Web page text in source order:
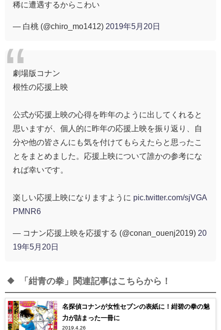
稀に遭遇するからこわい
— 白桃 (@chiro_mo1412) 2019年5月20日
劇場版コナン
根性の応援上映
公式が応援上映の心得を昨年のように出してくれると
思いますが、個人的に昨年の応援上映を振り返り、自
分や他の皆さんにも気を付けてもらえたらと思ったこ
とをまとめました。応援上映について誰かの参考にな
れば幸いです。
楽しい応援上映になりますように pic.twitter.com/sjVGA
PMNR6
— コナン応援上映を応援する (@conan_ouenj2019) 20
19年5月20日
「紺青の拳」関連記事はこちらから！
名探偵コナンが女性セブンの表紙に！紺碧の拳の魅
力が詰まった一冊に
2019.4.26